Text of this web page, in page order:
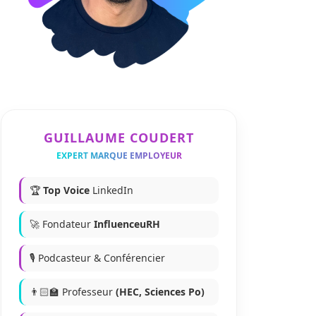
GUILLAUME COUDERT
EXPERT MARQUE EMPLOYEUR
🏆 Top Voice LinkedIn
🚀 Fondateur InfluenceuRH
🎙️ Podcasteur & Conférencier
👨🏻‍🏫 Professeur (HEC, Sciences Po)